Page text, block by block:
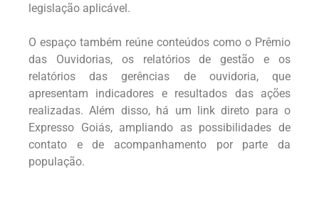
legislação aplicável.
O espaço também reúne conteúdos como o Prêmio
das Ouvidorias, os relatórios de gestão e os
relatórios das gerências de ouvidoria, que
apresentam indicadores e resultados das ações
realizadas. Além disso, há um link direto para o
Expresso Goiás, ampliando as possibilidades de
contato e de acompanhamento por parte da
população.